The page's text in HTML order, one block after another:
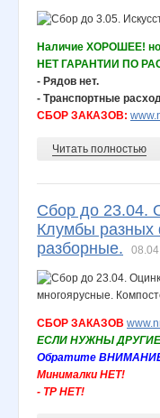
Наличие ХОРОШЕЕ!
НЕТ ГАРАНТИИ ПО
- Рядов нет.
- Транспортные
СБОР ЗАКАЗОВ:
Читать полностью
Сбор до 23.04.
Клумбы разных
разборные.
СБОР ЗАКАЗОВ
ЕСЛИ НУЖНЫ
Обратите ВНИМАНИЕ
Минималки НЕТ!
- ТР НЕТ!